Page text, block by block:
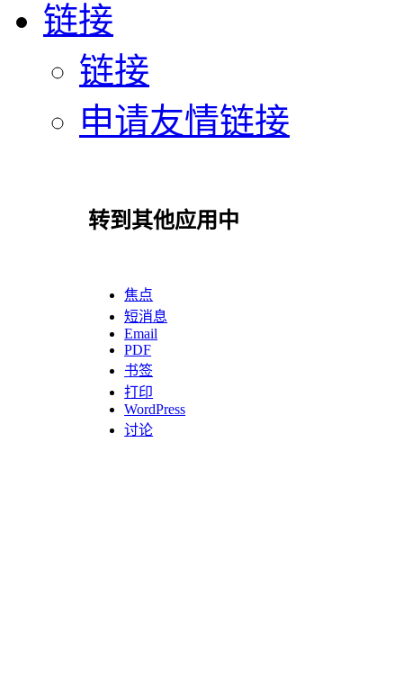
链接
链接
申请友情链接
转到其他应用中
焦点
短消息
Email
PDF
书签
打印
WordPress
讨论